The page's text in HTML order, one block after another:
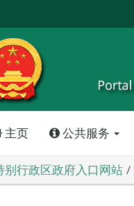
主页 公共服务
别行政区政府入口网站